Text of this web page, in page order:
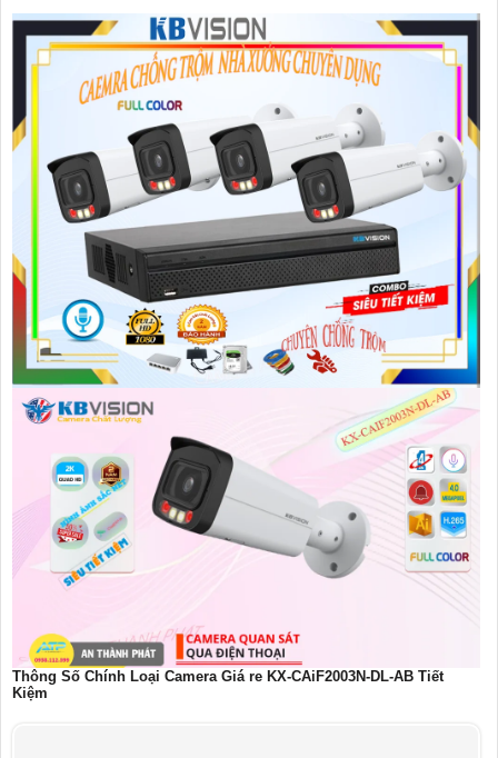
Thông Số Chính Loại Camera Giá re KX-CAiF2003N-DL-AB Tiết
Kiệm